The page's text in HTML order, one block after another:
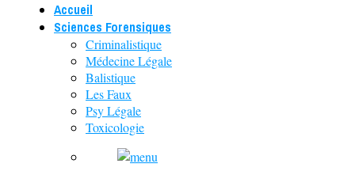
Accueil
Sciences Forensiques
Criminalistique
Médecine Légale
Balistique
Les Faux
Psy Légale
Toxicologie